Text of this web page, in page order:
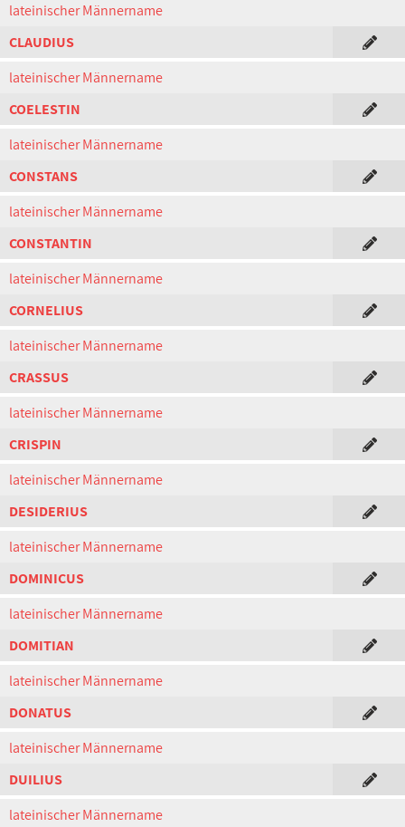
lateinischer Männername
CLAUDIUS
lateinischer Männername
COELESTIN
lateinischer Männername
CONSTANS
lateinischer Männername
CONSTANTIN
lateinischer Männername
CORNELIUS
lateinischer Männername
CRASSUS
lateinischer Männername
CRISPIN
lateinischer Männername
DESIDERIUS
lateinischer Männername
DOMINICUS
lateinischer Männername
DOMITIAN
lateinischer Männername
DONATUS
lateinischer Männername
DUILIUS
lateinischer Männername